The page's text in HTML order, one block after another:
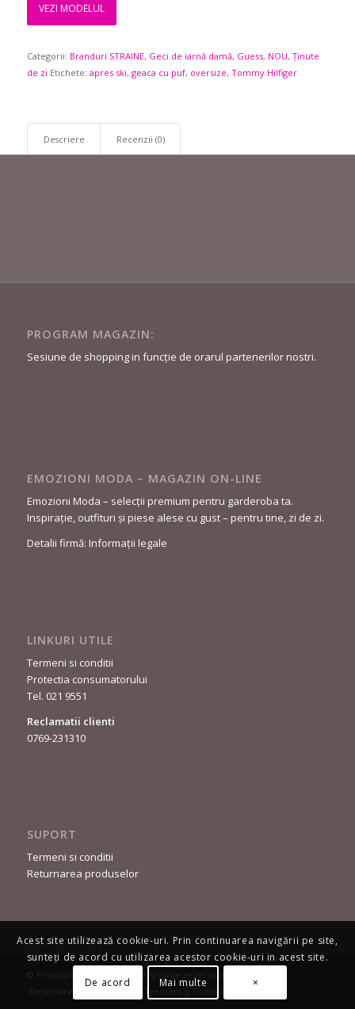
VEZI MODELUL
Categorii: Branduri STRAINE, Geci de iarnă damă, Guess, NOU, Ținute
de zi Etichete: apres ski, geaca cu puf, oversize, Tommy Hilfiger
Descriere Recenzii (0)
PROGRAM MAGAZIN:
Sesiune de shopping in funcție de orarul partenerilor nostri.
EMOZIONI MODA – MAGAZIN ON-LINE
Emozioni Moda – selecții premium pentru garderoba ta.
Inspirație, outfituri și piese alese cu gust – pentru tine, zi de zi.
Detalii firmă: Informații legale
LINKURI UTILE
Termeni si conditii
Protectia consumatorului
Tel. 021 9551
Reclamatii clienti
0769-231310
SUPORT
Termeni si conditii
Returnarea produselor
© Emozioni Moda - Toate drepturile rezervate.
Returnarea produselor
Termeni și Condiții
Acest site utilizează cookie-uri. Prin continuarea navigării pe site,
sunteți de acord cu utilizarea acestor cookie-uri in acest site.
De acord
Mai multe ×